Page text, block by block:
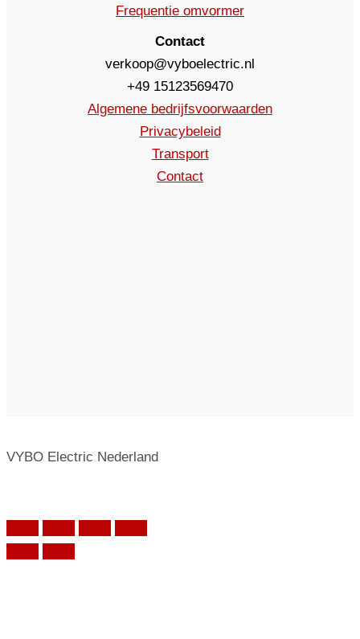
Frequentie omvormer
Contact
verkoop@vyboelectric.nl
+49 15123569470
Algemene bedrijfsvoorwaarden
Privacybeleid
Transport
Contact
VYBO Electric Nederland